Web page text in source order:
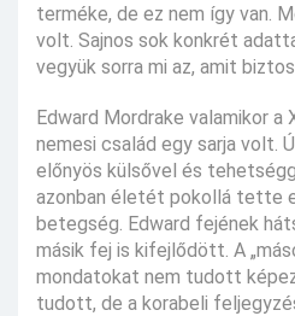
terméke, de ez nem így van.
volt. Sajnos sok konkrét
vegyük sorra mi az, amit
Edward Mordrake valamikor a
nemesi család egy sarja volt.
előnyös külsővel és
azonban életét pokollá tette
betegség. Edward fejének
másik fej is kifejlődött. A
mondatokat nem tudott
tudott, de a korabeli